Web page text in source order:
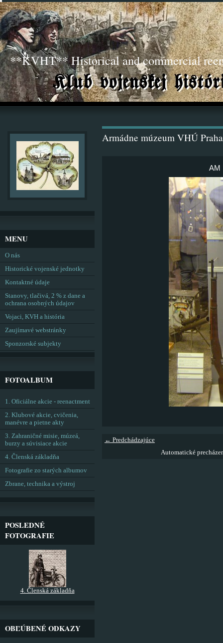
**KVHT** Historical and commercial
Armádne múzeum VHÚ
AM
← Predchádzajúce
Automatické
MENU
O nás
Historické vojenské jednotky
Kontaktné údaje
Stanovy, tlačivá, 2 % z dane a
ochrana osobných údajov
Vojaci, KVH a história
Zaujímavé webstránky
Sponzorské subjekty
FOTOALBUM
1. Oficiálne akcie - reenactment
2. Klubové akcie, cvičenia,
manévre a pietne akty
3. Zahraničné misie, múzeá,
burzy a súvisiace akcie
4. Členská základňa
Fotografie zo starých albumov
Zbrane, technika a výstroj
POSLEDNÉ
FOTOGRAFIE
4. Členská základňa
OBĽÚBENÉ ODKAZY